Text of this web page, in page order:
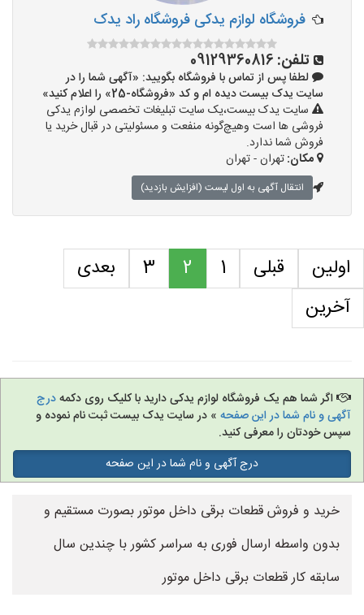
فروشگاه لوازم یدکی فروشگاه راد یدک
تلفن:09129360816
لطفا پس از تماس با فروشگاه بگویید: «آگهی شما را در
سایت یدک بیست دیده ام و کد «فروشگاه-25» را اعلام کنید»
سایت یدک بیست،یک سایت تبلیغات تخصصی لوازم یدکی
فروشی ها است وهیچ‌گونه منفعت و مسئولیتی در قبال خرید یا
فروش شما ندارد.
مکان:تهران - تهران
انتقال آگهی به اول لیست (افزایش بازدید)
اولین قبلی
بعدی
آخرین
اگر شما هم یک فروشگاه لوازم یدکی دارید با کلیک روی دکمهدرج
آگهی و نام شما در این صفحه» در سایت یدک بیست ثبت نام نموده و
سپس خودتان را معرفی کنید.
درج آگهی و نام شما در این صفحه
خرید و فروش قطعات برقی داخل موتور بصورت مستقیم و
بدون واسطه ارسال فوری به سراسر کشور با چندین سال
سابقه کار قطعات برقی داخل موتور